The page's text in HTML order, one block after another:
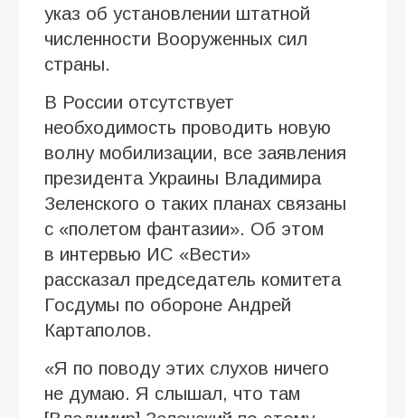
указ об установлении штатной
численности Вооруженных сил
страны.
В России отсутствует
необходимость проводить новую
волну мобилизации, все заявления
президента Украины Владимира
Зеленского о таких планах связаны
с «полетом фантазии». Об этом
в интервью ИC «Вести»
рассказал председатель комитета
Госдумы по обороне Андрей
Картаполов.
«Я по поводу этих слухов ничего
не думаю. Я слышал, что там